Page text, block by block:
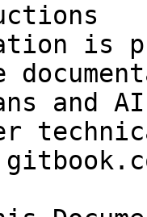
is
and